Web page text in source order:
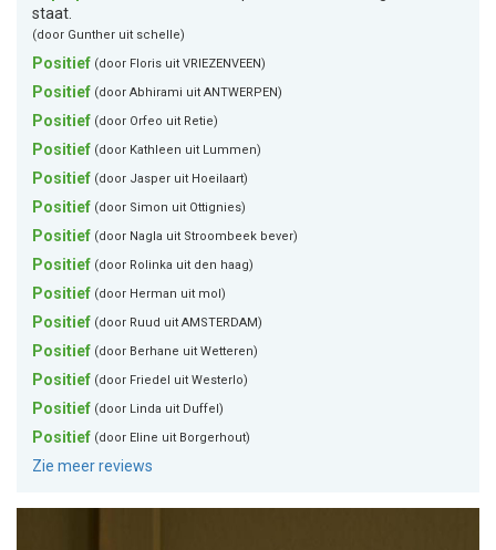
staat.
(door Gunther uit schelle)
Positief (door Floris uit VRIEZENVEEN)
Positief (door Abhirami uit ANTWERPEN)
Positief (door Orfeo uit Retie)
Positief (door Kathleen uit Lummen)
Positief (door Jasper uit Hoeilaart)
Positief (door Simon uit Ottignies)
Positief (door Nagla uit Stroombeek bever)
Positief (door Rolinka uit den haag)
Positief (door Herman uit mol)
Positief (door Ruud uit AMSTERDAM)
Positief (door Berhane uit Wetteren)
Positief (door Friedel uit Westerlo)
Positief (door Linda uit Duffel)
Positief (door Eline uit Borgerhout)
Zie meer reviews